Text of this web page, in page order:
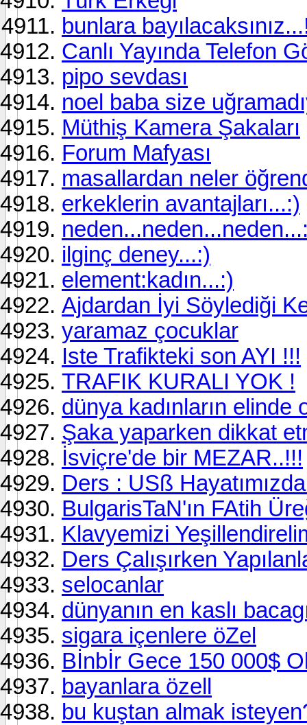
bunlara
Canlı Yayında Telefon
pipo sevdası
noel baba size
Müthiş Kamera Şakaları
Forum Mafyası
masallardan neler
erkeklerin avantajları...:)
ilginç deney...:)
element:kadın...:)
Ajdardan İyi Söylediği
yaramaz çocuklar
Iste Trafikteki son AYI !!!
TRAFIK KURALI YOK !
dünya kadınların elinde
Şaka yaparken dikkat
İsviçre'de bir MEZAR..!!!
Ders : USß
BulgarisTaN'ın FAtih
Klavyemizi
Ders Çalışırken
selocanlar
dünyanın en kaslı
sigara içenlere öZel
Bİnbİr Gece 150 000$
bayanlara özell
bu kuştan almak